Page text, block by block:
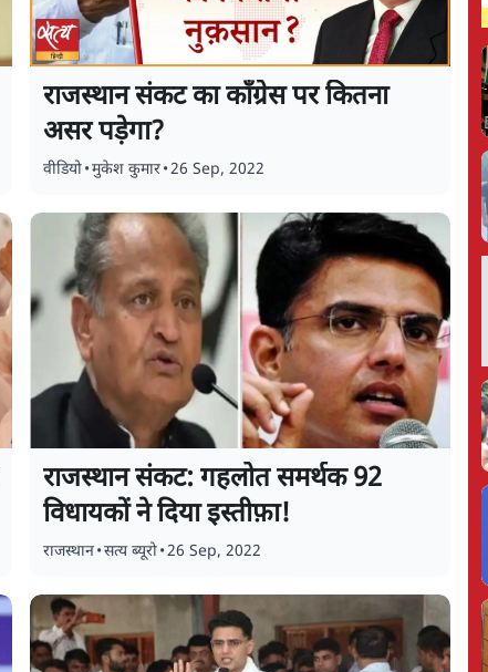
राजस्थान संकट का काँग्रेस पर कितना
असर पड़ेगा?
वीडियो•मुकेश कुमार•26 Sep, 2022
राजस्थान संकट: गहलोत समर्थक 92
विधायकों ने दिया इस्तीफ़ा!
राजस्थान•सत्य ब्यूरो•26 Sep, 2022